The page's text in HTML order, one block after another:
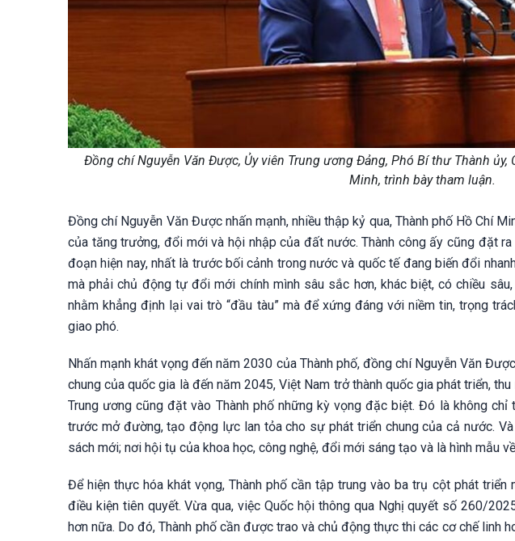
Đồng chí Nguyễn Văn Được, Ủy viên Trung ương Đảng, Phó Bí thư Thành ủy,
Minh, trình bày tham luận.
Đồng chí Nguyễn Văn Được nhấn mạnh, nhiều thập kỷ qua, Thành phố Hồ Chí
của tăng trưởng, đổi mới và hội nhập của đất nước. Thành công ấy cũng đặt
đoạn hiện nay, nhất là trước bối cảnh trong nước và quốc tế đang biến đổi
mà phải chủ động tự đổi mới chính mình sâu sắc hơn, khác biệt, có chiều
nhằm khẳng định lại vai trò “đầu tàu” mà để xứng đáng với niềm tin, trọng
giao phó.
Nhấn mạnh khát vọng đến năm 2030 của Thành phố, đồng chí Nguyễn Văn
chung của quốc gia là đến năm 2045, Việt Nam trở thành quốc gia phát triển,
Trung ương cũng đặt vào Thành phố những kỳ vọng đặc biệt. Đó là không
trước mở đường, tạo động lực lan tỏa cho sự phát triển chung của cả nước.
sách mới; nơi hội tụ của khoa học, công nghệ, đổi mới sáng tạo và là hình mẫu
Để hiện thực hóa khát vọng, Thành phố cần tập trung vào ba trụ cột phát
điều kiện tiên quyết. Vừa qua, việc Quốc hội thông qua Nghị quyết số 260/
hơn nữa. Do đó, Thành phố cần được trao và chủ động thực thi các cơ chế linh